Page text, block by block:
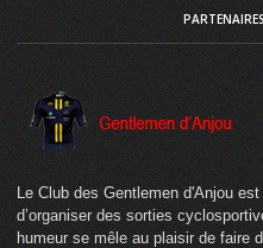
PARTENAIRES
Le Club des Gentlemen d'Anjou
d’organiser des sorties
humeur se mêle au plaisir de faire